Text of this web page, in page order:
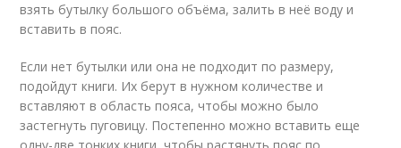
взять бутылку большого объёма, залить в неё воду и
вставить в пояс.
Если нет бутылки или она не подходит по размеру,
подойдут книги. Их берут в нужном количестве и
вставляют в область пояса, чтобы можно было
застегнуть пуговицу. Постепенно можно вставить еще